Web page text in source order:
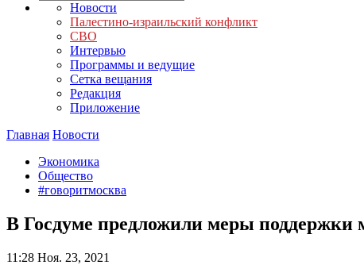
Новости
Палестино-израильский конфликт
СВО
Интервью
Программы и ведущие
Сетка вещания
Редакция
Приложение
Главная Новости
Экономика
Общество
#говоритмосква
В Госдуме предложили меры поддержки
11:28 Ноя. 23, 2021